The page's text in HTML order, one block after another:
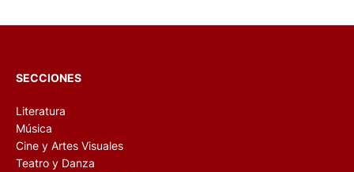
SECCIONES
Literatura
Música
Cine y Artes Visuales
Teatro y Danza